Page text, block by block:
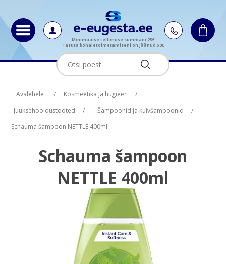
Minimaalse tellimuse summani 25€
Tasuta kohaletoimetamiseni on jäänud 50€
Avalehele / Kosmeetika ja hügieen
/
Juuksehooldustooted
/ Šampoonid ja kuivšampoonid
/
Schauma šampoon NETTLE 400ml
Schauma šampoon
NETTLE 400ml